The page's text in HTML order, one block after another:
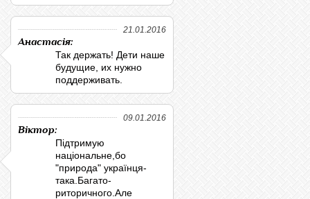
21.01.2016
Анастасія:
Так держать! Дети наше
будущие, их нужно
поддерживать.
09.01.2016
Віктор:
Підтримую
національне,бо
"природа" українця-
така.Багато-
риторичного.Але